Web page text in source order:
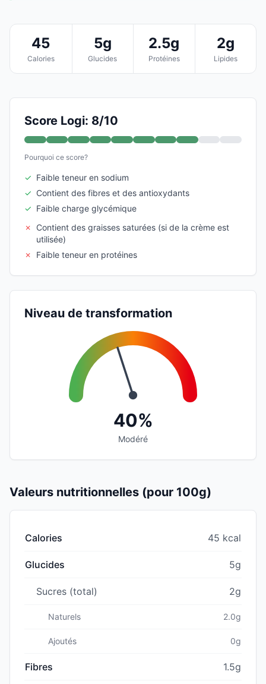
45
Calories
5g
Glucides
2.5g
Protéines
2g
Lipides
Score Logi: 8/10
Pourquoi ce score?
✓ Faible teneur en sodium
✓ Contient des fibres et des antioxydants
✓ Faible charge glycémique
✗
Contient des graisses saturées (si de la crème est
utilisée)
✗
Faible teneur en protéines
Niveau de transformation
40%
Modéré
Valeurs nutritionnelles (pour 100g)
Calories 45 kcal
Glucides 5g
Sucres (total) 2g
Naturels 2.0g
Ajoutés 0g
Fibres 1.5g